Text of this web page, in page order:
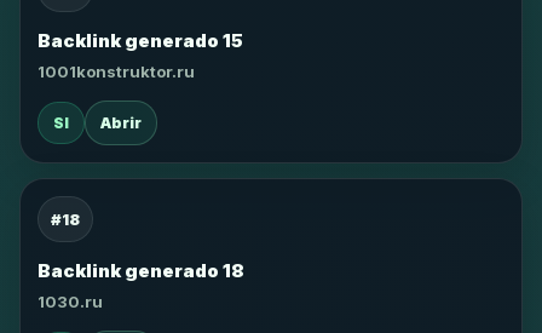
Backlink generado 15
1001konstruktor.ru
SI Abrir
#18
Backlink generado 18
1030.ru